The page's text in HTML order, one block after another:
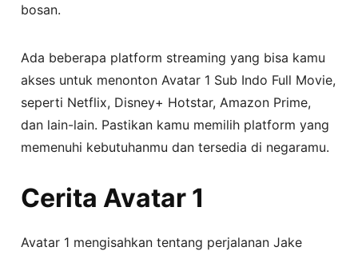
bosan.
Ada beberapa platform streaming yang bisa kamu
akses untuk menonton Avatar 1 Sub Indo Full Movie,
seperti Netflix, Disney+ Hotstar, Amazon Prime,
dan lain-lain. Pastikan kamu memilih platform yang
memenuhi kebutuhanmu dan tersedia di negaramu.
Cerita Avatar 1
Avatar 1 mengisahkan tentang perjalanan Jake